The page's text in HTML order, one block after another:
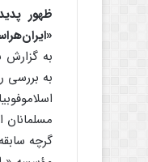
ظهور
به گزارش
به بررسی
مسلمانان